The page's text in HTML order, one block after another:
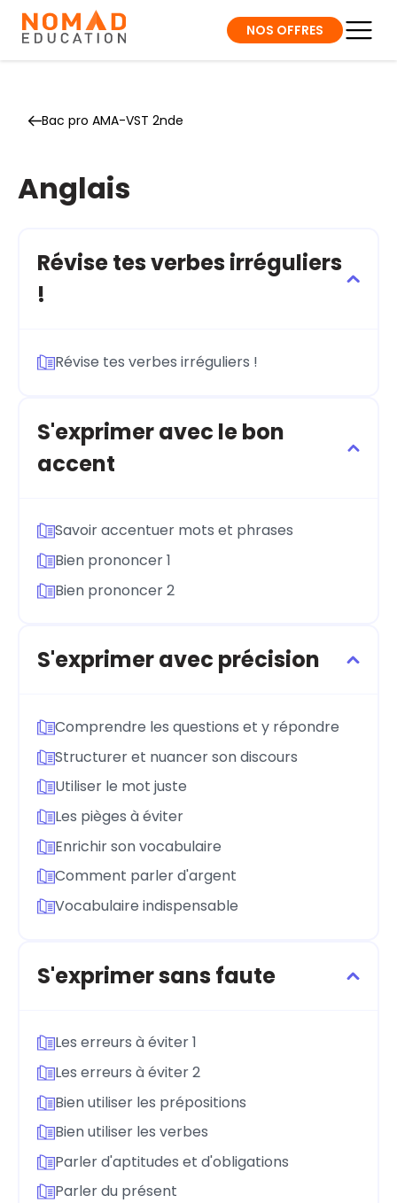
NOS OFFRES
Bac pro AMA-VST 2nde
Anglais
Révise tes verbes irréguliers
!
Révise tes verbes irréguliers !
S'exprimer avec le bon
accent
Savoir accentuer mots et phrases
Bien prononcer 1
Bien prononcer 2
S'exprimer avec précision
Comprendre les questions et y répondre
Structurer et nuancer son discours
Utiliser le mot juste
Les pièges à éviter
Enrichir son vocabulaire
Comment parler d'argent
Vocabulaire indispensable
S'exprimer sans faute
Les erreurs à éviter 1
Les erreurs à éviter 2
Bien utiliser les prépositions
Bien utiliser les verbes
Parler d'aptitudes et d'obligations
Parler du présent